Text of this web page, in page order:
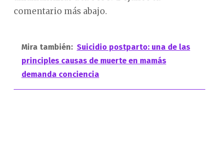
comentario más abajo.
Mira también: Suicidio postparto: una de las
principles causas de muerte en mamás
demanda conciencia